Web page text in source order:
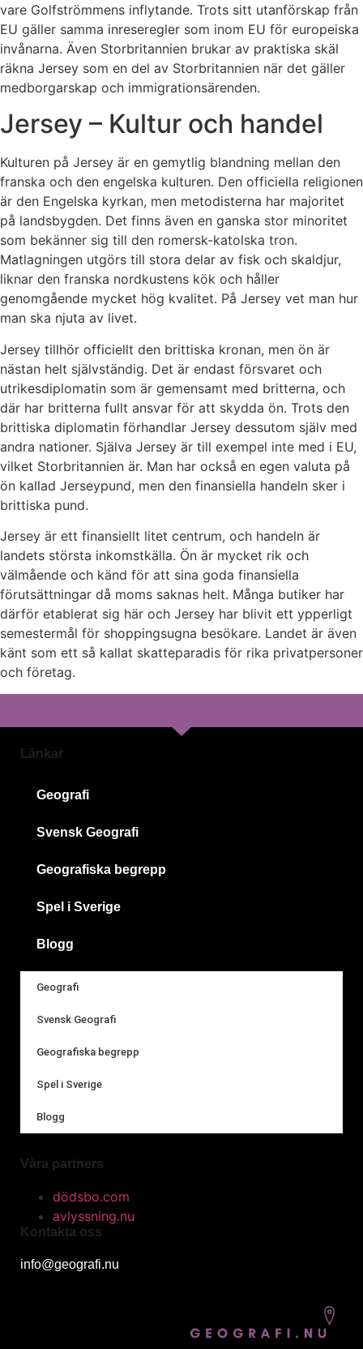
vare Golfströmmens inflytande. Trots sitt utanförskap från
EU gäller samma inreseregler som inom EU för europeiska
invånarna. Även Storbritannien brukar av praktiska skäl
räkna Jersey som en del av Storbritannien när det gäller
medborgarskap och immigrationsärenden.
Jersey – Kultur och handel
Kulturen på Jersey är en gemytlig blandning mellan den
franska och den engelska kulturen. Den officiella religionen
är den Engelska kyrkan, men metodisterna har majoritet
på landsbygden. Det finns även en ganska stor minoritet
som bekänner sig till den romersk-katolska tron.
Matlagningen utgörs till stora delar av fisk och skaldjur,
liknar den franska nordkustens kök och håller
genomgående mycket hög kvalitet. På Jersey vet man hur
man ska njuta av livet.
Jersey tillhör officiellt den brittiska kronan, men ön är
nästan helt självständig. Det är endast försvaret och
utrikesdiplomatin som är gemensamt med britterna, och
där har britterna fullt ansvar för att skydda ön. Trots den
brittiska diplomatin förhandlar Jersey dessutom själv med
andra nationer. Själva Jersey är till exempel inte med i EU,
vilket Storbritannien är. Man har också en egen valuta på
ön kallad Jerseypund, men den finansiella handeln sker i
brittiska pund.
Jersey är ett finansiellt litet centrum, och handeln är
landets största inkomstkälla. Ön är mycket rik och
välmående och känd för att sina goda finansiella
förutsättningar då moms saknas helt. Många butiker har
därför etablerat sig här och Jersey har blivit ett ypperligt
semestermål för shoppingsugna besökare. Landet är även
känt som ett så kallat skatteparadis för rika privatpersoner
och företag.
Länkar
Geografi
Svensk Geografi
Geografiska begrepp
Spel i Sverige
Blogg
Geografi
Svensk Geografi
Geografiska begrepp
Spel i Sverige
Blogg
Våra partners
dödsbo.com
avlyssning.nu
Kontakta oss
info@geografi.nu